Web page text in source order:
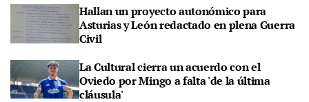
Hallan un proyecto autonómico para
Asturias y León redactado en plena Guerra
Civil
La Cultural cierra un acuerdo con el
Oviedo por Mingo a falta 'de la última
cláusula'